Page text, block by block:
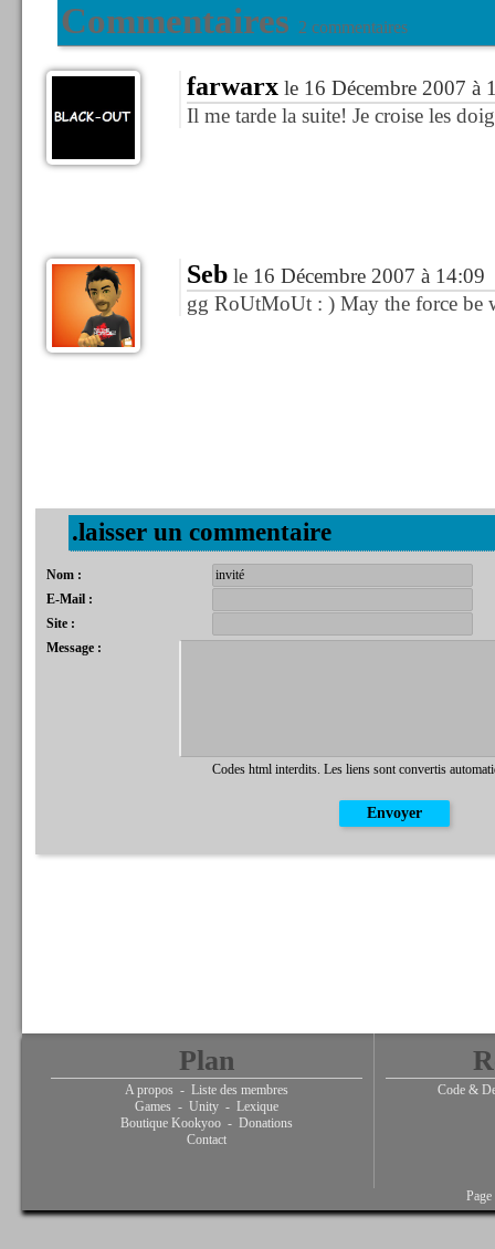
Commentaires 2 commentaires
farwarxle 16 Décembre 2007 à
Il me tarde la suite! Je croise les
Seble 16 Décembre 2007 à 14:09
gg RoUtMoUt : ) May the force be
.laisser un commentaire
Nom :
E-Mail :
Site :
Message :
Codes html interdits. Les liens sont convertis
Plan
A propos - Liste des membres
Games - Unity - Lexique
Boutique Kookyoo - Donations
Contact
Code &